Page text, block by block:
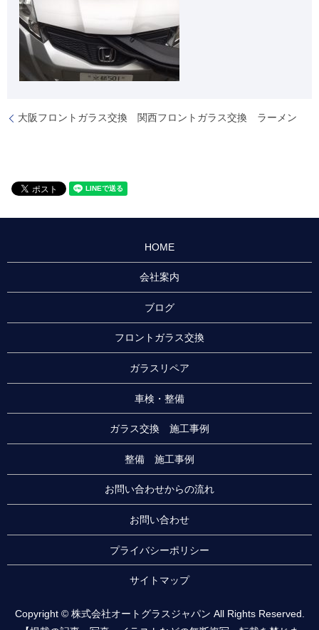
大阪フロントガラス交換 関西フロントガラス交換 ラーメン
HOME
会社案内
ブログ
フロントガラス交換
ガラスリペア
車検・整備
ガラス交換 施工事例
整備 施工事例
お問い合わせからの流れ
お問い合わせ
プライバシーポリシー
サイトマップ
Copyright © 株式会社オートグラスジャパン All Rights Reserved.